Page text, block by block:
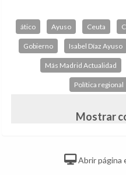
ático Ayuso Ceuta
Gobierno Isabel Díaz Ayuso
Más Madrid Actualidad
Política regional
Mostrar
Abrir página